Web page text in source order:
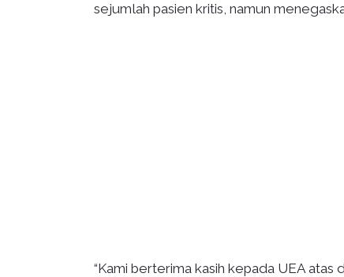
sejumlah pasien kritis, namun
“Kami berterima kasih kepada UEA